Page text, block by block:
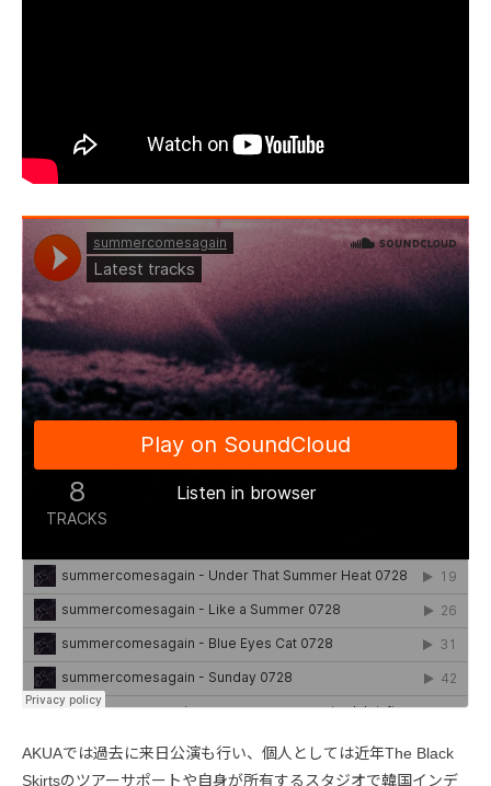
AKUAでは過去に来日公演も行い、個人としては近年The Black
Skirtsのツアーサポートや自身が所有するスタジオで韓国インデ